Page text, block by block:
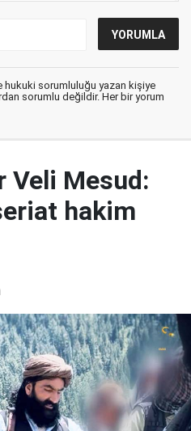
hukuki sorumluluğu yazan kişiye
sorumlu değildir. Her bir yorum
Veli Mesud:
hakim